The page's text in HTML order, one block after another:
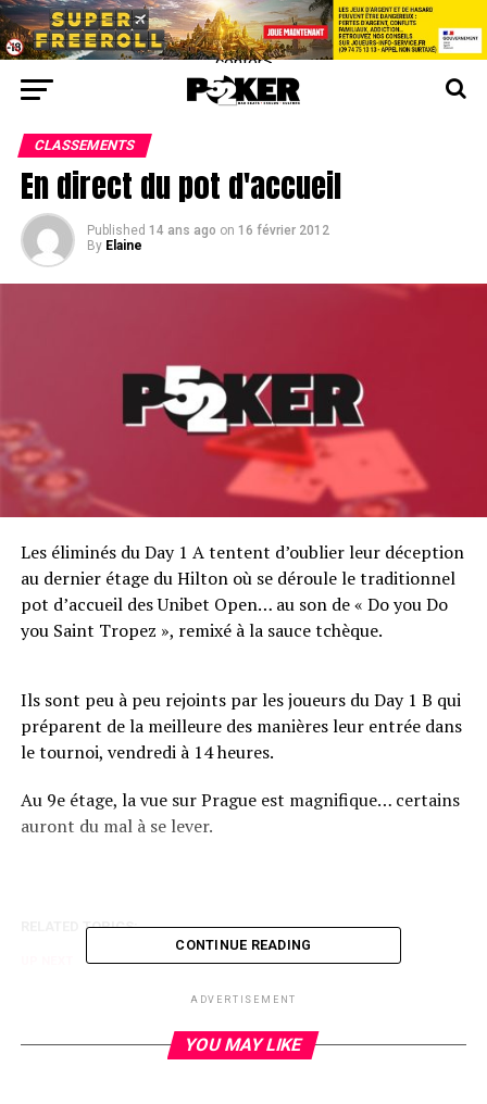
center>
CLASSEMENTS
En direct du pot d'accueil
Published 14 ans ago on 16 février 2012
By Elaine
Les éliminés du Day 1 A tentent d’oublier leur déception
au dernier étage du Hilton où se déroule le traditionnel
pot d’accueil des Unibet Open… au son de « Do you Do
you Saint Tropez », remixé à la sauce tchèque.
Ils sont peu à peu rejoints par les joueurs du Day 1 B qui
préparent de la meilleure des manières leur entrée dans
le tournoi, vendredi à 14 heures.
Au 9e étage, la vue sur Prague est magnifique… certains
auront du mal à se lever.
RELATED TOPICS:
Olivier Chubilleau out
CONTINUE READING
ADVERTISEMENT
YOU MAY LIKE